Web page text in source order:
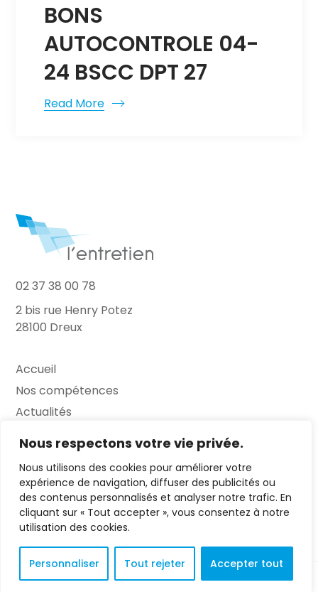
Nous respectons votre vie privée.
Nous utilisons des cookies pour améliorer votre
expérience de navigation, diffuser des publicités ou
des contenus personnalisés et analyser notre trafic. En
cliquant sur « Tout accepter », vous consentez à notre
utilisation des cookies.
Personnaliser Tout rejeter Accepter tout
BONS
AUTOCONTROLE 04-
24 BSCC DPT 27
Read More
02 37 38 00 78
2 bis rue Henry Potez
28100 Dreux
Accueil
Nos compétences
Actualités
Contact
FAQ
Mentions légales
© 2023 L'Entretien